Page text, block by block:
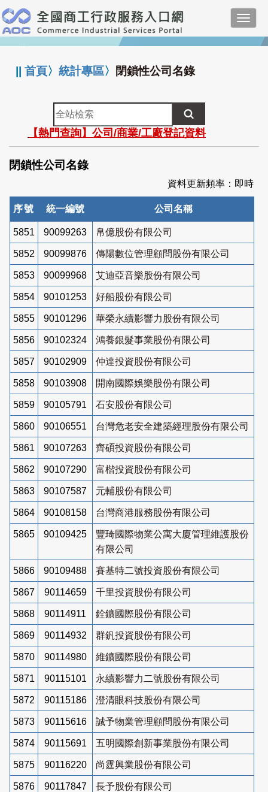
跳
到
主
要
:::
||首頁〉統計專區〉 閉鎖性公司名錄
全
站
檢
索
【熱門查詢】公司/商業/工廠登記資料
閉鎖性公司名錄
資料更新頻率：即時
序號 統一編號 公司名稱
5851 90099263 帛億股份有限公司
5852 90099876 傳陽數位管理顧問股份有限公司
5853 90099968 艾迪亞音樂股份有限公司
5854 90101253 好船股份有限公司
5855 90101296 華榮永續影響力股份有限公司
5856 90102324 鴻養銀髮事業股份有限公司
5857 90102909 仲達投資股份有限公司
5858 90103908 開南國際娛樂股份有限公司
5859 90105791 石安股份有限公司
5860 90106551 台灣危老安全建築經理股份有限公司
5861 90107263 齊碩投資股份有限公司
5862 90107290 富楷投資股份有限公司
5863 90107587 元輔股份有限公司
5864 90108158 台灣商港服務股份有限公司
5865 90109425
豐琦國際物業公寓大廈管理維護股份
有限公司
5866 90109488 賽基特二號投資股份有限公司
5867 90114659 千里投資股份有限公司
5868 90114911 銓鑛國際股份有限公司
5869 90114932 群釩投資股份有限公司
5870 90114980 維鑛國際股份有限公司
5871 90115101 永續影響力二號股份有限公司
5872 90115186 澄清眼科技股份有限公司
5873 90115616 誠予物業管理顧問股份有限公司
5874 90115691 五明國際創新事業股份有限公司
5875 90116220 尚霆興業股份有限公司
5876 90117847 長予股份有限公司